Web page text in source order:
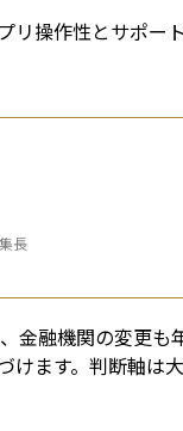
操作性とサポー
長
金融機関の変更
ます。判断軸は